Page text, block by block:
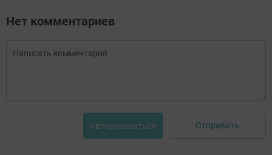
Нет комментариев
Авторизоваться Отправить